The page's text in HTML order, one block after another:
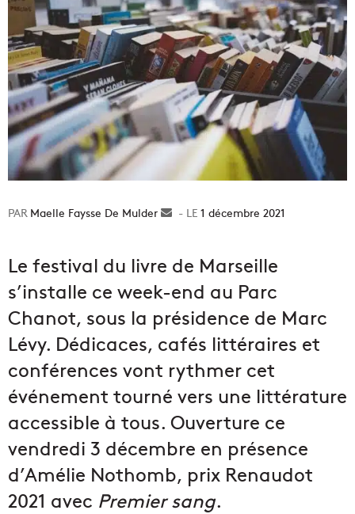
Maelle Faysse De Mulder
Envoyer1 décembre 2021
Le festival du livre de Marseille
s’installe ce week-end au Parc
Chanot, sous la présidence de Marc
Lévy. Dédicaces, cafés littéraires et
conférences vont rythmer cet
événement tourné vers une littérature
accessible à tous. Ouverture ce
vendredi 3 décembre en présence
d’Amélie Nothomb, prix Renaudot
2021 avec Premier sang.